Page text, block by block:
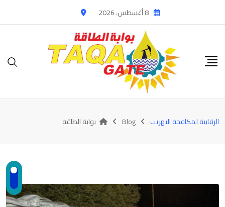
to
8 أغسطس، 2026
الرقابية لمكافحة التهريب Blog بوابة الطاقة